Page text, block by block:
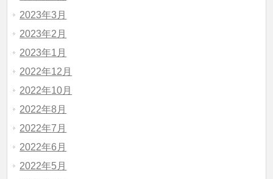
2023年3月
2023年2月
2023年1月
2022年12月
2022年10月
2022年8月
2022年7月
2022年6月
2022年5月